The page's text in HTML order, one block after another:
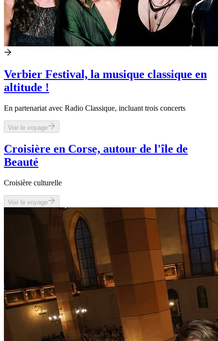
Verbier Festival, la musique classique en
altitude !
En partenariat avec Radio Classique, incluant trois concerts
Voir le voyage
Croisière en Corse, autour de l'île de
Beauté
Croisière culturelle
Voir le voyage